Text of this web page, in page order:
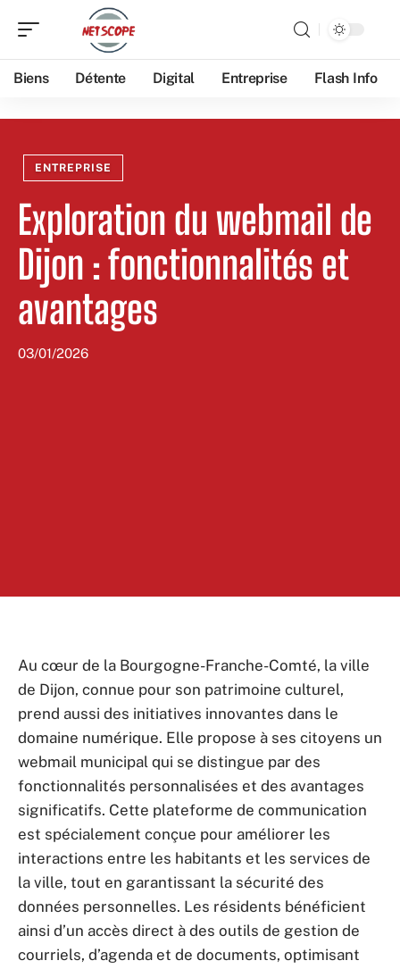
Biens Détente Digital Entreprise Flash Info
ENTREPRISE
Exploration du webmail de
Dijon : fonctionnalités et
avantages
03/01/2026
Au cœur de la Bourgogne-Franche-Comté, la ville
de Dijon, connue pour son patrimoine culturel,
prend aussi des initiatives innovantes dans le
domaine numérique. Elle propose à ses citoyens un
webmail municipal qui se distingue par des
fonctionnalités personnalisées et des avantages
significatifs. Cette plateforme de communication
est spécialement conçue pour améliorer les
interactions entre les habitants et les services de
la ville, tout en garantissant la sécurité des
données personnelles. Les résidents bénéficient
ainsi d’un accès direct à des outils de gestion de
courriels, d’agenda et de documents, optimisant